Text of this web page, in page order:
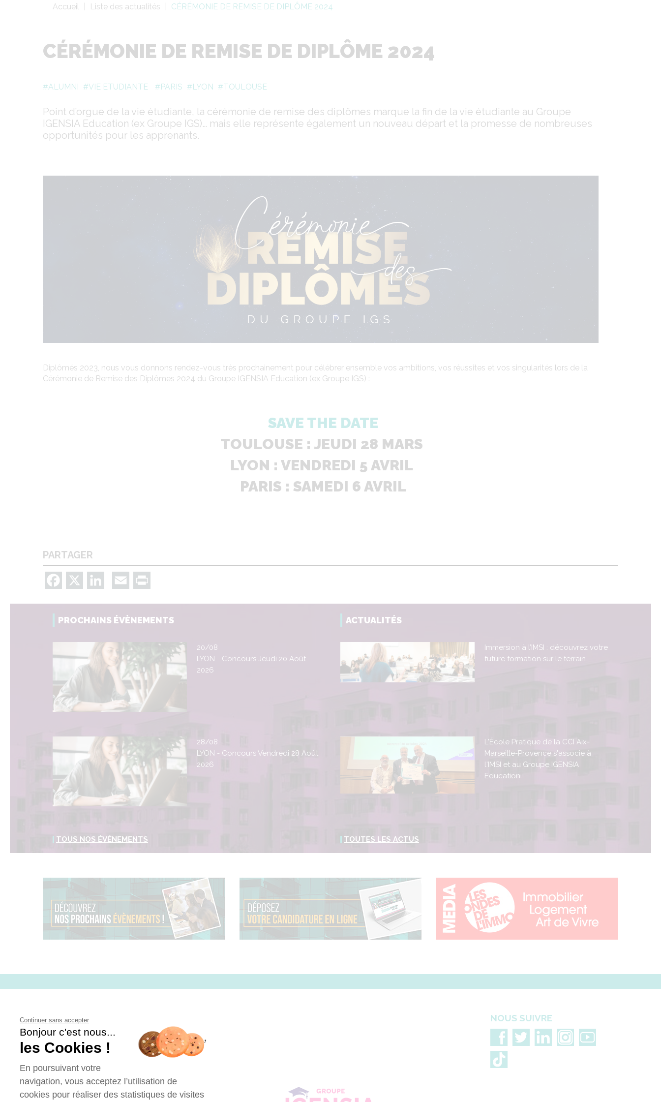
Fil
Accueil Liste des actualités CÉRÉMONIE DE REMISE DE DIPLÔME 2024
CÉRÉMONIE DE REMISE DE DIPLÔME 2024
#ALUMNI #VIE ETUDIANTE #PARIS #LYON #TOULOUSE
Point d’orgue de la vie étudiante, la cérémonie de remise des diplômes marque la fin de la vie étudiante au Groupe
IGENSIA Education (ex Groupe IGS)… mais elle représente également un nouveau départ et la promesse de nombreuses
opportunités pour les apprenants.
Diplômés 2023, nous vous donnons rendez-vous très prochainement pour célébrer ensemble vos ambitions, vos réussites et vos singularités lors de la
Cérémonie de Remise des Diplômes 2024 du Groupe IGENSIA Education (ex Groupe IGS) :
SAVE THE DATE
TOULOUSE : JEUDI 28 MARS
LYON : VENDREDI 5 AVRIL
PARIS : SAMEDI 6 AVRIL
PARTAGER
Facebook LinkedIn Email
PROCHAINS ÉVÈNEMENTS
20/08
LYON - Concours Jeudi 20 Août
2026
28/08
LYON - Concours Vendredi 28 Août
2026
TOUS NOS ÉVÉNEMENTS
ACTUALITÉS
Immersion à l’IMSI : découvrez votre
future formation sur le terrain
L'École Pratique de la CCI Aix-
Marseille-Provence s'associe à
l'IMSI et au Groupe IGENSIA
Education
TOUTES LES ACTUS
CONTACT NOUS SUIVRE
Continuer sans accepter
Bonjour c'est nous...
les Cookies !
En poursuivant votre
navigation, vous acceptez l’utilisation de
cookies pour réaliser des statistiques de visites